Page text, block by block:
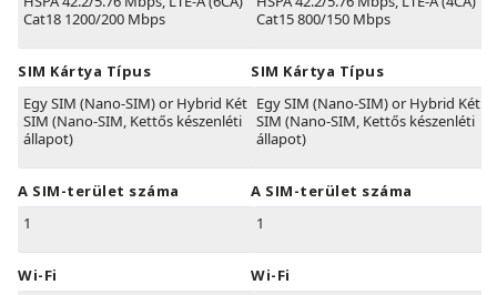
Cat18 1200/200 Mbps
SIM Kártya Típus
Egy SIM (Nano-SIM) or Hybrid Két
SIM (Nano-SIM, Kettős készenléti
állapot)
A SIM-terület száma
1
Wi-Fi
Cat15 800/150 Mbps
SIM Kártya Típus
Egy SIM (Nano-SIM) or Hybrid Két
SIM (Nano-SIM, Kettős készenléti
állapot)
A SIM-terület száma
1
Wi-Fi